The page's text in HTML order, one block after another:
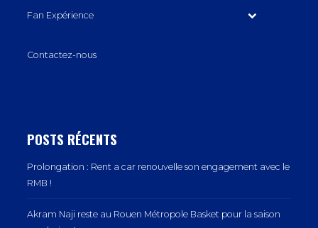
Fan Expérience
Contactez-nous
POSTS RÉCENTS
Prolongation : Rent a car renouvelle son engagement avec le
RMB !
Akram Naji reste au Rouen Métropole Basket pour la saison